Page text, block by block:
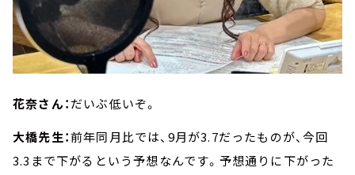
花奈さん：だいぶ低いぞ。
大橋先生：前年同月比では、9月が3.7だったものが、今回
3.3まで下がるという予想なんです。予想通りに下がった